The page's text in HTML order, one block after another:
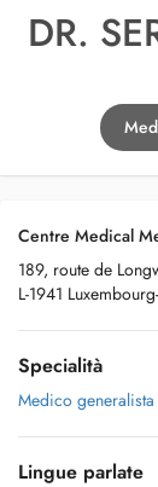
DR.
Centre Medical
189, route de
L-1941
Specialità
Medico generalista
Lingue parlate